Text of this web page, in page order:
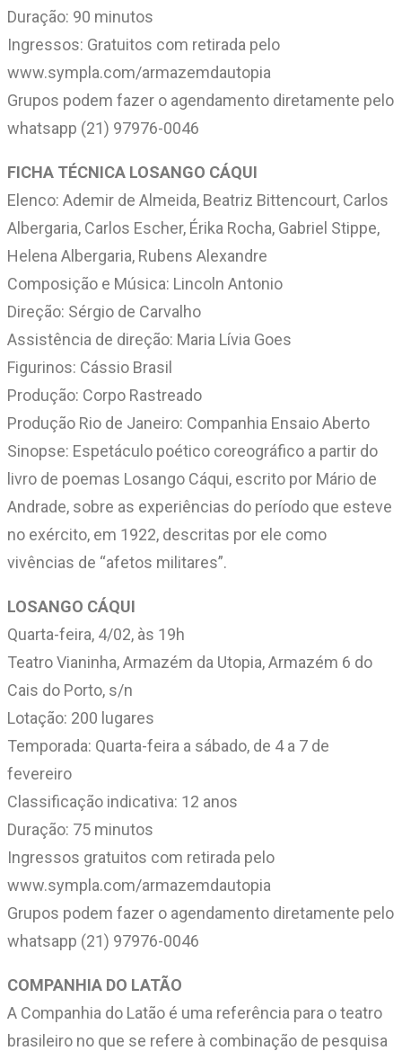
Duração: 90 minutos
Ingressos: Gratuitos com retirada pelo
www.sympla.com/armazemdautopia
Grupos podem fazer o agendamento diretamente pelo
whatsapp (21) 97976-0046
FICHA TÉCNICA LOSANGO CÁQUI
Elenco: Ademir de Almeida, Beatriz Bittencourt, Carlos
Albergaria, Carlos Escher, Érika Rocha, Gabriel Stippe,
Helena Albergaria, Rubens Alexandre
Composição e Música: Lincoln Antonio
Direção: Sérgio de Carvalho
Assistência de direção: Maria Lívia Goes
Figurinos: Cássio Brasil
Produção: Corpo Rastreado
Produção Rio de Janeiro: Companhia Ensaio Aberto
Sinopse: Espetáculo poético coreográfico a partir do
livro de poemas Losango Cáqui, escrito por Mário de
Andrade, sobre as experiências do período que esteve
no exército, em 1922, descritas por ele como
vivências de “afetos militares”.
LOSANGO CÁQUI
Quarta-feira, 4/02, às 19h
Teatro Vianinha, Armazém da Utopia, Armazém 6 do
Cais do Porto, s/n
Lotação: 200 lugares
Temporada: Quarta-feira a sábado, de 4 a 7 de
fevereiro
Classificação indicativa: 12 anos
Duração: 75 minutos
Ingressos gratuitos com retirada pelo
www.sympla.com/armazemdautopia
Grupos podem fazer o agendamento diretamente pelo
whatsapp (21) 97976-0046
COMPANHIA DO LATÃO
A Companhia do Latão é uma referência para o teatro
brasileiro no que se refere à combinação de pesquisa